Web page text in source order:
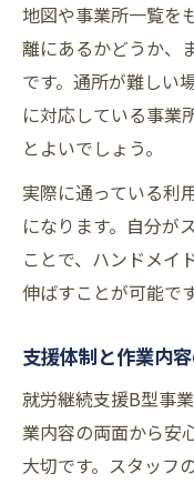
地図や事業所一覧を
離にあるかどうか、
です。通所が難しい
に対応している事業
とよいでしょう。
実際に通っている利
になります。自分が
ことで、ハンドメイ
伸ばすことが可能です
支援体制と作業内
就労継続支援B型事
業内容の両面から安
大切です。スタッフ